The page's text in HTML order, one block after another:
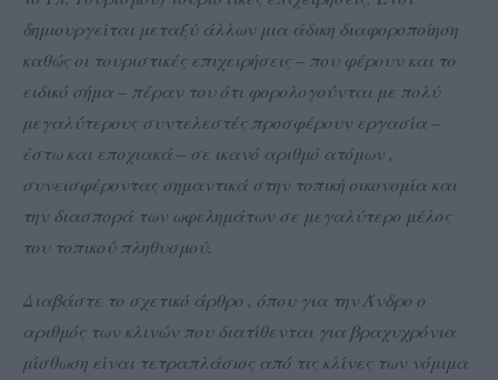
δημιουργείται μεταξύ άλλων μια άδικη διαφοροποίηση
καθώς οι τουριστικές επιχειρήσεις – που φέρουν και το
ειδικό σήμα – πέραν του ότι φορολογούνται με πολύ
μεγαλύτερους συντελεστές προσφέρουν εργασία –
έστω και εποχιακά – σε ικανό αριθμό ατόμων ,
συνεισφέροντας σημαντικά στην τοπική οικονομία και
την διασπορά των ωφελημάτων σε μεγαλύτερο μέλος
του τοπικού πληθυσμού.
Διαβάστε το σχετικό άρθρο , όπου για την Άνδρο ο
αριθμός των κλινών που διατίθενται για βραχυχρόνια
μίσθωση είναι τετραπλάσιος από τις κλίνες των νόμιμα